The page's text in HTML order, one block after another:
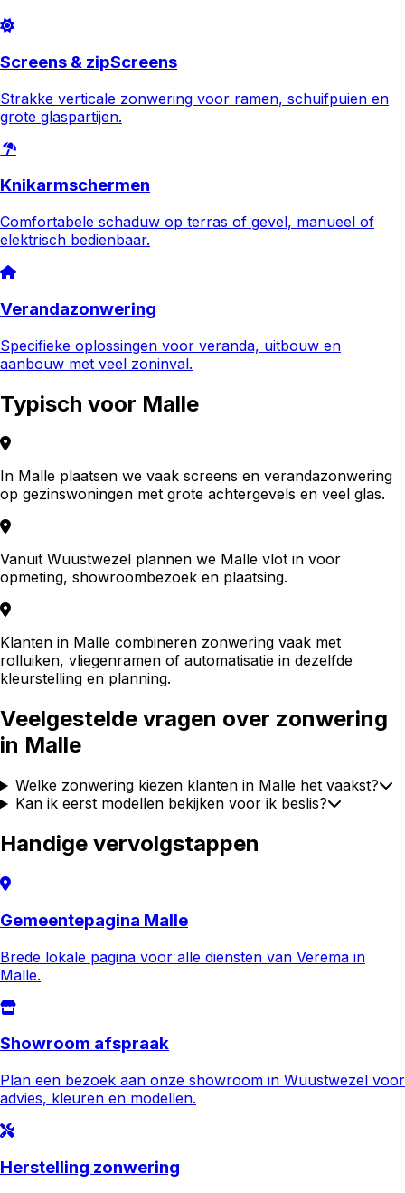
Screens & zipScreens
Strakke verticale zonwering voor ramen, schuifpuien en
grote glaspartijen.
Knikarmschermen
Comfortabele schaduw op terras of gevel, manueel of
elektrisch bedienbaar.
Verandazonwering
Specifieke oplossingen voor veranda, uitbouw en
aanbouw met veel zoninval.
Typisch voor Malle
In Malle plaatsen we vaak screens en verandazonwering
op gezinswoningen met grote achtergevels en veel glas.
Vanuit Wuustwezel plannen we Malle vlot in voor
opmeting, showroombezoek en plaatsing.
Klanten in Malle combineren zonwering vaak met
rolluiken, vliegenramen of automatisatie in dezelfde
kleurstelling en planning.
Veelgestelde vragen over zonwering
in Malle
Welke zonwering kiezen klanten in Malle het vaakst?
Kan ik eerst modellen bekijken voor ik beslis?
Handige vervolgstappen
Gemeentepagina Malle
Brede lokale pagina voor alle diensten van Verema in
Malle.
Showroom afspraak
Plan een bezoek aan onze showroom in Wuustwezel voor
advies, kleuren en modellen.
Herstelling zonwering